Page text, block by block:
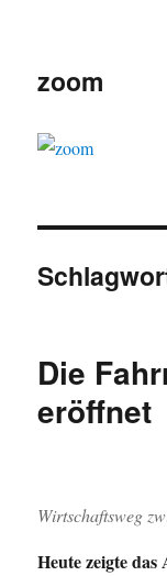
zoom
Die
eröffnet
Wirtschaftsweg
Heute zeigte